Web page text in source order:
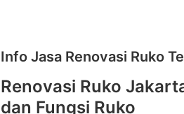
Info Jasa Renovasi Ruko
Renovasi Ruko
dan Fungsi Ruko